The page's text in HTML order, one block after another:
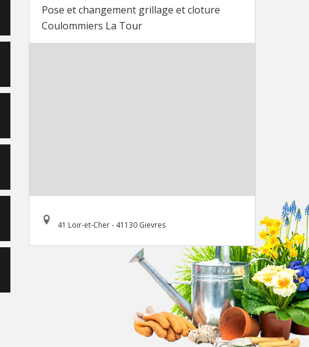
Pose et changement grillage et cloture
Coulommiers La Tour
41 Loir-et-Cher - 41130 Gievres